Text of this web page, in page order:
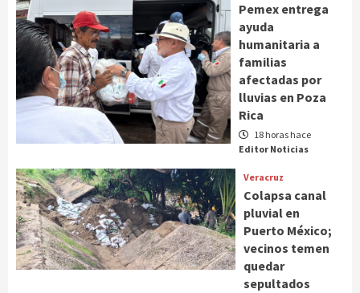
Pemex entrega
ayuda
humanitaria a
familias
afectadas por
lluvias en Poza
Rica
18 horas hace
Editor Noticias
Veracruz
Colapsa canal
pluvial en
Puerto México;
vecinos temen
quedar
sepultados